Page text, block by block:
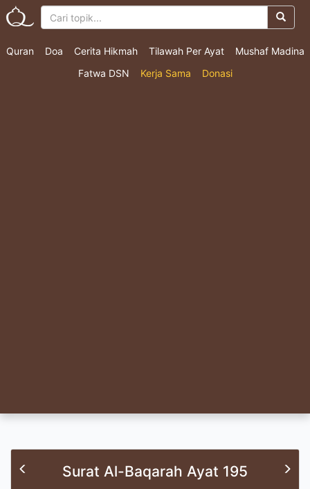
Quran Doa Cerita Hikmah Tilawah Per Ayat
Mushaf Madina
Fatwa DSN
Kerja Sama Donasi
Surat Al-Baqarah Ayat 195